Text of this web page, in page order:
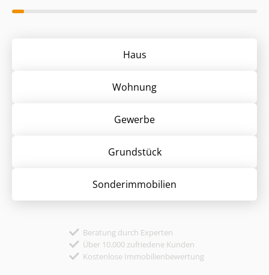
Haus
Wohnung
Gewerbe
Grund­stück
Sonder­immobilien
Beratung durch Experten
Über 10.000 zufriedene Kunden
Kostenlose Immobilienbewertung